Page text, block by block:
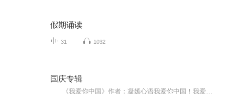
假期诵读
31 1032
国庆专辑